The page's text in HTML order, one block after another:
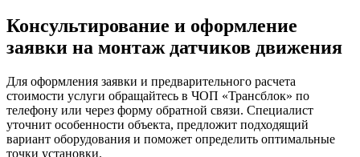
Консультирование и оформление
заявки на монтаж датчиков движения
Для оформления заявки и предварительного расчета
стоимости услуги обращайтесь в ЧОП «Трансблок» по
телефону или через форму обратной связи. Специалист
уточнит особенности объекта, предложит подходящий
вариант оборудования и поможет определить оптимальные
точки установки.